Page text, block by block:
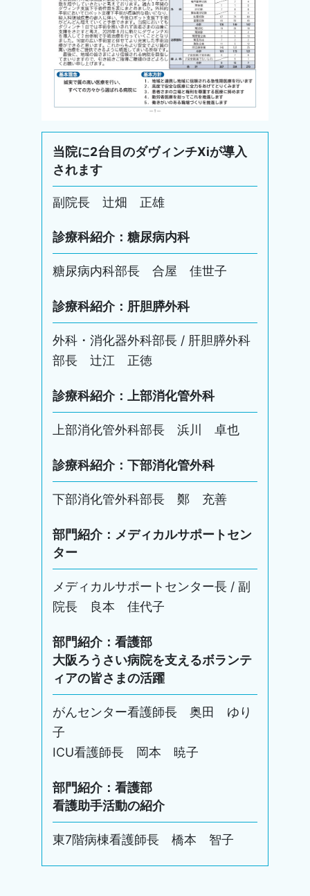
当院に2台目のダヴィンチXiが導入
されます
副院長 辻畑 正雄
診療科紹介：糖尿病内科
糖尿病内科部長 合屋 佳世子
診療科紹介：肝胆膵外科
外科・消化器外科部長 / 肝胆膵外科
部長 辻江 正徳
診療科紹介：上部消化管外科
上部消化管外科部長 浜川 卓也
診療科紹介：下部消化管外科
下部消化管外科部長 鄭 充善
部門紹介：メディカルサポートセン
ター
メディカルサポートセンター長 / 副
院長 良本 佳代子
部門紹介：看護部
大阪ろうさい病院を支えるボランテ
ィアの皆さまの活躍
がんセンター看護師長 奥田 ゆり
子
ICU看護師長 岡本 暁子
部門紹介：看護部
看護助手活動の紹介
東7階病棟看護師長 橋本 智子